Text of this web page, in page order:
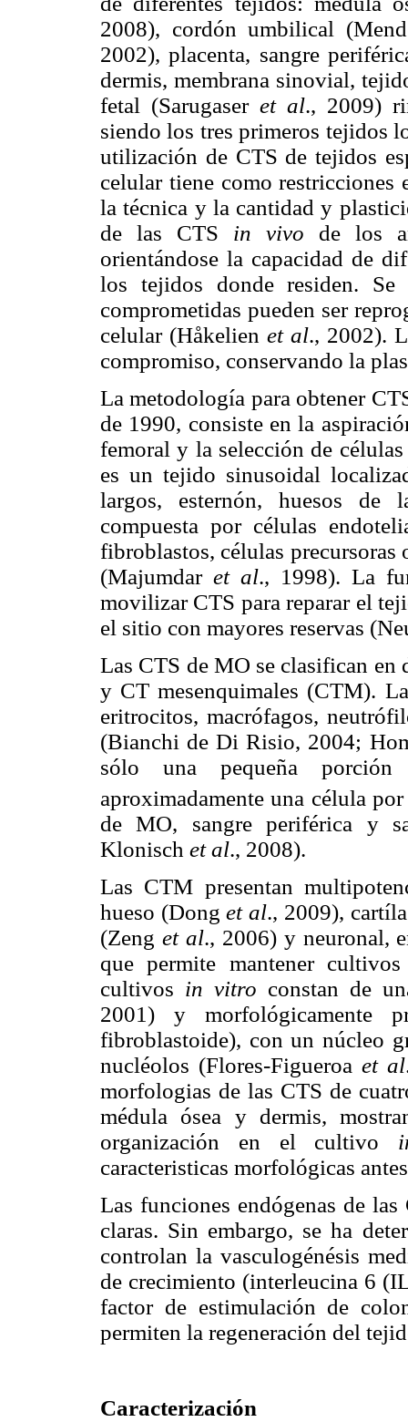
2008), cordón umbilical
2002), placenta, sangre
dermis, membrana sinovial,
fetal (Sarugaser et al., 2009)
siendo los tres primeros tejidos
utilización de CTS de tejidos
celular tiene como
la técnica y la cantidad y
de las CTS in vivo de los
orientándose la capacidad de
los tejidos donde residen.
comprometidas pueden ser
celular (Håkelien et al., 2002).
compromiso, conservando la
La metodología para obtener
de 1990, consiste en la
femoral y la selección de
es un tejido sinusoidal
largos, esternón, huesos de
compuesta por células
fibroblastos, células precursoras
(Majumdaret al., 1998). La
movilizar CTS para reparar el
el sitio con mayores reservas
Las CTS de MO se clasifican en
y CT mesenquimales (CTM).
eritrocitos, macrófagos,
(Bianchi de Di Risio, 2004;
sólo una pequeña
aproximadamente una célula
de MO, sangre periférica y
Klonisch et al., 2008).
Las CTM presentan
hueso (Donget al., 2009),
(Zeng et al., 2006) y neuronal,
que permite mantener
cultivos in vitro constan de
2001) y morfológicamente
fibroblastoide), con un núcleo
nucléolos (Flores-Figueroaet al
morfologias de las CTS de
médula ósea y dermis,
organización en el cultivo
caracteristicas morfológicas
Las funciones endógenas de
claras. Sin embargo, se ha
controlan la vasculogénésis
de crecimiento (interleucina 6
factor de estimulación de
permiten la regeneración del
Caracterización